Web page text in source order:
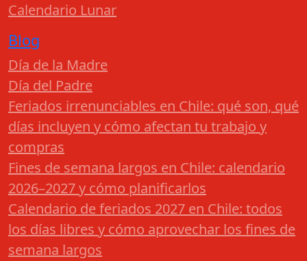
Calendario Lunar
Blog
Día de la Madre
Día del Padre
Feriados irrenunciables en Chile: qué son, qué
días incluyen y cómo afectan tu trabajo y
compras
Fines de semana largos en Chile: calendario
2026–2027 y cómo planificarlos
Calendario de feriados 2027 en Chile: todos
los días libres y cómo aprovechar los fines de
semana largos